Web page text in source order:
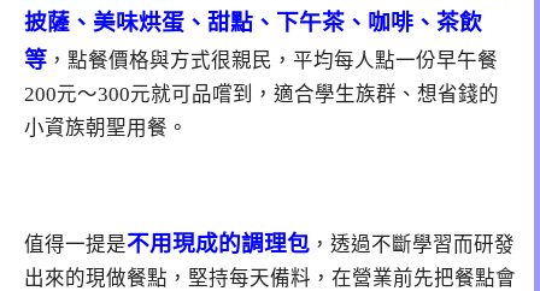
披薩、美味烘蛋、甜點、下午茶、咖啡、茶飲
等 ，點餐價格與方式很親民，平均每人點一份早午餐
200元～300元就可品嚐到，適合學生族群、想省錢的
小資族朝聖用餐。
值得一提是不用現成的調理包 ，透過不斷學習而研發
出來的現做餐點，堅持每天備料，在營業前先把餐點會